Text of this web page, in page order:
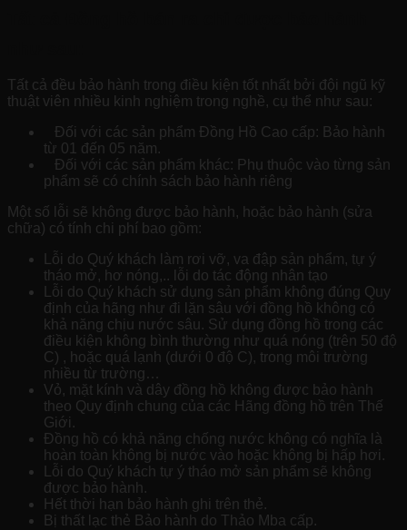
Tất cả đều bảo hành trong điều kiện tốt nhất bởi đội ngũ kỹ
thuật viên nhiều kinh nghiệm trong nghề, cụ thể như sau:
Đối với các sản phẩm Đồng Hồ Cao cấp: Bảo hành
từ 01 đến 05 năm.
Đối với các sản phẩm khác: Phụ thuộc vào từng sản
phẩm sẽ có chính sách bảo hành riêng
Một số lỗi sẽ không được bảo hành, hoặc bảo hành (sửa
chữa) có tính chi phí bao gồm:
Lỗi do Quý khách làm rơi vỡ, va đập sản phẩm, tự ý
tháo mở, hơ nóng,.. lỗi do tác động nhân tạo
Lỗi do Quý khách sử dụng sản phẩm không đúng Quy
định của hãng như đi lặn sâu với đồng hồ không có
khả năng chịu nước sâu. Sử dụng đồng hồ trong các
điều kiện không bình thường như quá nóng (trên 50 độ
C) , hoặc quá lạnh (dưới 0 độ C), trong môi trường
nhiều từ trường…
Vỏ, mặt kính và dây đồng hồ không được bảo hành
theo Quy định chung của các Hãng đồng hồ trên Thế
Giới.
Đồng hồ có khả năng chống nước không có nghĩa là
hoàn toàn không bị nước vào hoặc không bị hấp hơi.
Lỗi do Quý khách tự ý tháo mở sản phẩm sẽ không
được bảo hành.
Hết thời hạn bảo hành ghi trên thẻ.
Bị thất lạc thẻ Bảo hành do Thảo Mba cấp.